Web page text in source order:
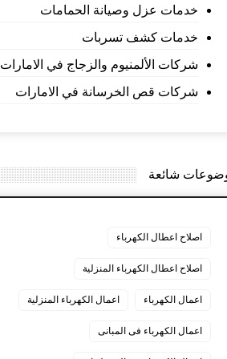
خدمات عزل وصيانة الحمامات
خدمات كشف تسربات
شركات الألمنيوم والزجاج في الامارات
شركات قص الخرسانة في الامارات
شائعة
اصلاح اعطال الكهرباء
اصلاح اعطال الكهرباء المنزلية
اعمال الكهرباء اعمال الكهرباء المنزلية
اعمال الكهرباء فى المبانى